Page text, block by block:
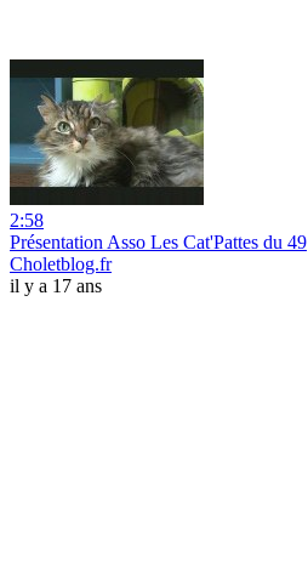
2:58
Présentation Asso Les Cat'Pattes du 49
Choletblog.fr
il y a 17 ans